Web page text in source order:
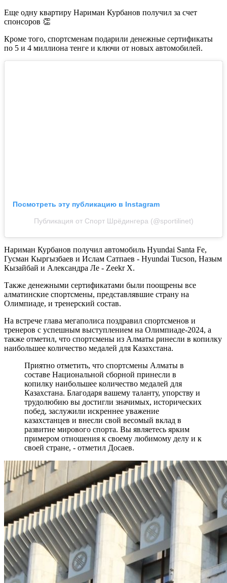
Еще одну квартиру Нариман Курбанов получил за счет
спонсоров 👏
Кроме того, спортсменам подарили денежные сертификаты
по 5 и 4 миллиона тенге и ключи от новых автомобилей.
Посмотреть эту публикацию в Instagram
Публикация от Спорт Шрёдингера (@sportilinet)
Нариман Курбанов получил автомобиль Hyundai Santa Fe,
Гусман Кыргызбаев и Ислам Сатпаев - Hyundai Tucson, Назым
Кызайбай и Александра Ле - Zeekr X.
Также денежными сертификатами были поощрены все
алматинские спортсмены, представлявшие страну на
Олимпиаде, и тренерский состав.
На встрече глава мегаполиса поздравил спортсменов и
тренеров с успешным выступлением на Олимпиаде-2024, а
также отметил, что спортсмены из Алматы ринесли в копилку
наибольшее количество медалей для Казахстана.
Приятно отметить, что спортсмены Алматы в
составе Национальной сборной принесли в
копилку наибольшее количество медалей для
Казахстана. Благодаря вашему таланту, упорству и
трудолюбию вы достигли значимых, исторических
побед, заслужили искреннее уважение
казахстанцев и внесли свой весомый вклад в
развитие мирового спорта. Вы являетесь ярким
примером отношения к своему любимому делу и к
своей стране, - отметил Досаев.